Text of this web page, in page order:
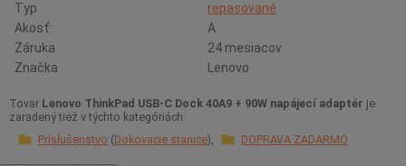
Typ
repasované
Akosť:
A
Záruka
24 mesiacov
Značka
Lenovo
Tovar Lenovo ThinkPad USB-C Dock 40A9 + 90W napájecí adaptér je
zaradený tiež v týchto kategóriách:
Príslušenstvo Dokovacie stanice DOPRAVA ZADARMO